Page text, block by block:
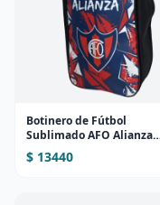
Botinero de Fútbol
Sublimado AFO Alianza
(Diseño 1)
$ 13440